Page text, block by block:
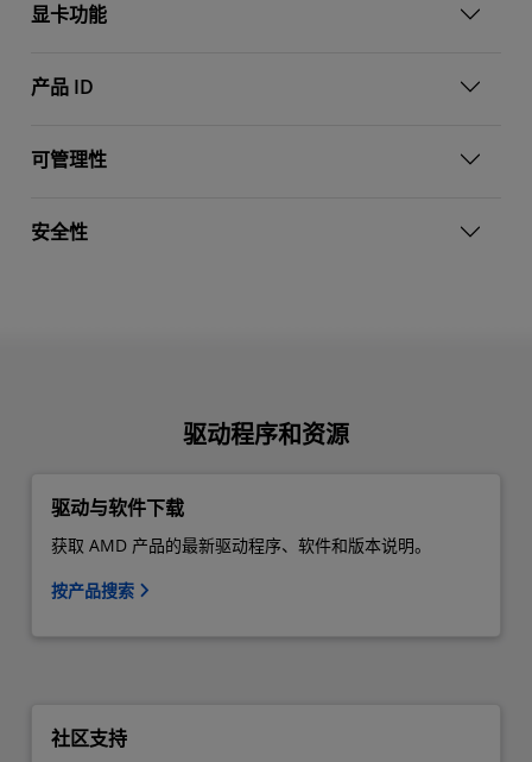
显卡功能
产品 ID
可管理性
安全性
驱动程序和资源
驱动与软件下载
获取 AMD 产品的最新驱动程序、软件和版本说明。
按产品搜索
社区支持